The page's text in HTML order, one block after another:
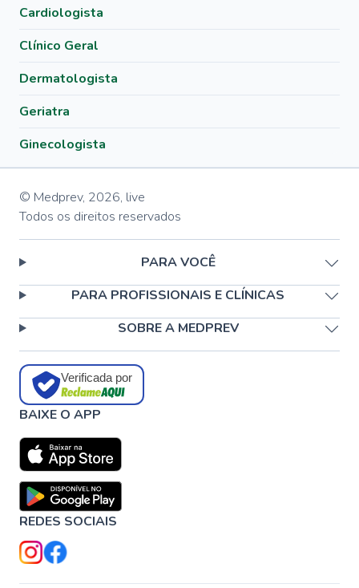
Cardiologista
Clínico Geral
Dermatologista
Geriatra
Ginecologista
© Medprev, 2026, live
Todos os direitos reservados
PARA VOCÊ
PARA PROFISSIONAIS E CLÍNICAS
SOBRE A MEDPREV
Verificada por
BAIXE O APP
REDES SOCIAIS